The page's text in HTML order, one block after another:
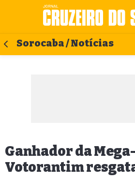
Sorocaba / Notícias
Ganhador da
Votorantim